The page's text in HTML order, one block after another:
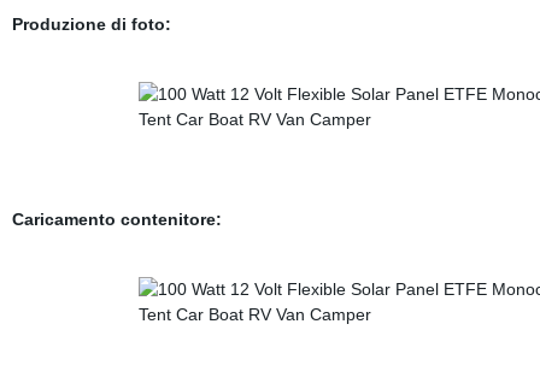
Produzione di foto:
Caricamento contenitore: